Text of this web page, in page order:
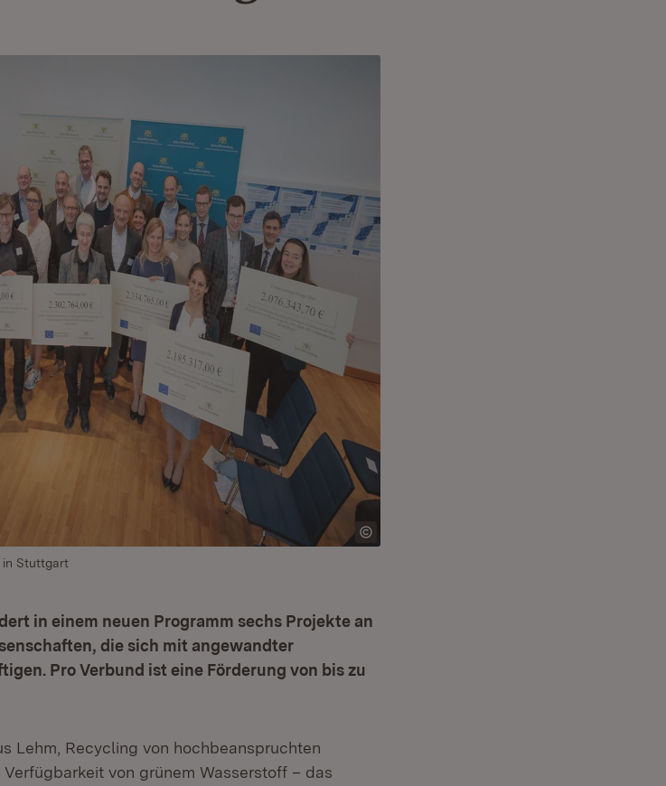
in Stuttgart
in einem neuen Programm sechs Projekte an
die sich mit angewandter
Pro Verbund ist eine Förderung von bis zu
Lehm, Recycling von hochbeanspruchten
von grünem Wasserstoff – das